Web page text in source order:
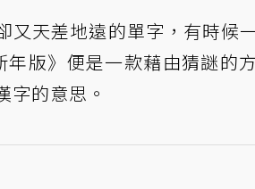
又天差地遠的單字，有時候
版》便是一款藉由猜謎的
字的意思。